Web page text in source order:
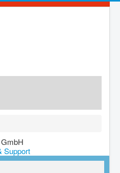
Support